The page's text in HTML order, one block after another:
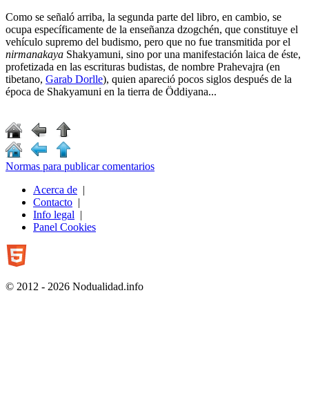
Como se señaló arriba, la segunda parte del libro, en cambio, se
ocupa específicamente de la enseñanza dzogchén, que constituye el
vehículo supremo del budismo, pero que no fue transmitida por el
nirmanakaya Shakyamuni, sino por una manifestación laica de éste,
profetizada en las escrituras budistas, de nombre Prahevajra (en
tibetano, Garab Dorlle), quien apareció pocos siglos después de la
época de Shakyamuni en la tierra de Öddiyana...
Normas para publicar comentarios
Acerca de |
Contacto |
Info legal |
Panel Cookies
© 2012 - 2026 Nodualidad.info